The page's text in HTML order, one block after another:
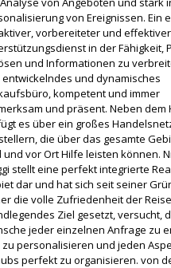
von Ereignissen. Ein
vorbereiteter und effektiver
in der Fähigkeit,
und Informationen zu
entwickelndes und dynamisches
kompetent und immer
und präsent. Neben dem
es über ein großes
die über das gesamte
und vor Ort Hilfe leisten können.
stellt eine perfekt integrierte
dar und hat sich seit seiner
die volle Zufriedenheit der
Ziel gesetzt, versucht,
jeder einzelnen Anfrage zu
zu personalisieren und jeden
perfekt zu organisieren. von